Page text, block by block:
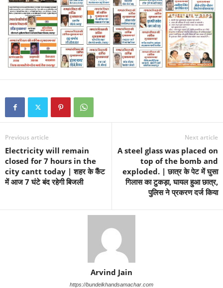
Previous article
Electricity will remain
closed for 7 hours in the
city cantt today | शहर के कैंट
में आज 7 घंटे बंद रहेगी बिजली
Next article
A steel glass was placed on
top of the bomb and
exploded. | छात्र के पेट में घुसा
गिलास का टुकड़ा, घायल हुआ छात्र,
पुलिस ने प्रकरण दर्ज किया
Arvind Jain
https://bundelkhandsamachar.com